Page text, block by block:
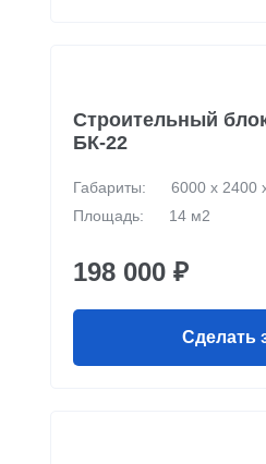
Строительный
БК-22
Габариты:
6000 х 2400
Площадь:
14 м2
198 000 ₽
Сделать